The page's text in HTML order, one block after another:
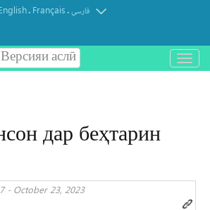
. Français.فارسی
Версияи аслӣ
باز
و
дар беҳтарин
- October 23, 2023